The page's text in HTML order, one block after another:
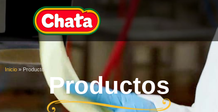
Inicio » Productos
Productos